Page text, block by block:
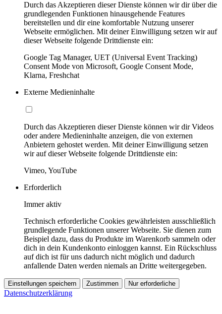
Durch das Akzeptieren dieser Dienste können wir dir über die
grundlegenden Funktionen hinausgehende Features
bereitstellen und dir eine komfortable Nutzung unserer
Webseite ermöglichen. Mit deiner Einwilligung setzen wir auf
dieser Webseite folgende Drittdienste ein:
Google Tag Manager, UET (Universal Event Tracking)
Consent Mode von Microsoft, Google Consent Mode,
Klarna, Freshchat
Externe Medieninhalte
Durch das Akzeptieren dieser Dienste können wir dir Videos
oder andere Medieninhalte anzeigen, die von externen
Anbietern gehostet werden. Mit deiner Einwilligung setzen
wir auf dieser Webseite folgende Drittdienste ein:
Vimeo, YouTube
Erforderlich
Immer aktiv
Technisch erforderliche Cookies gewährleisten ausschließlich
grundlegende Funktionen unserer Webseite. Sie dienen zum
Beispiel dazu, dass du Produkte im Warenkorb sammeln oder
dich in dein Kundenkonto einloggen kannst. Ein Rückschluss
auf dich ist für uns dadurch nicht möglich und dadurch
anfallende Daten werden niemals an Dritte weitergegeben.
Einstellungen speichern Zustimmen Nur erforderliche
Datenschutzerklärung